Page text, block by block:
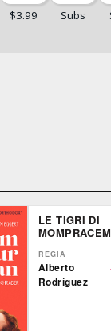
LE TIGRI DI
MOMPRACEM
REGIA
Alberto
Rodríguez